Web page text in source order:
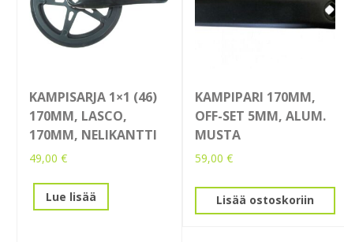
KAMPISARJA 1×1 (46)
170MM, LASCO,
170MM, NELIKANTTI
49,00 €
Lue lisää
KAMPIPARI 170MM,
OFF-SET 5MM, ALUM.
MUSTA
59,00 €
Lisää ostoskoriin